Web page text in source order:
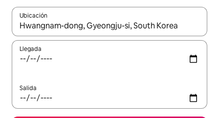
Ubicación
Cuando los resultados estén disponibles, navega con las
Llegada
Salida